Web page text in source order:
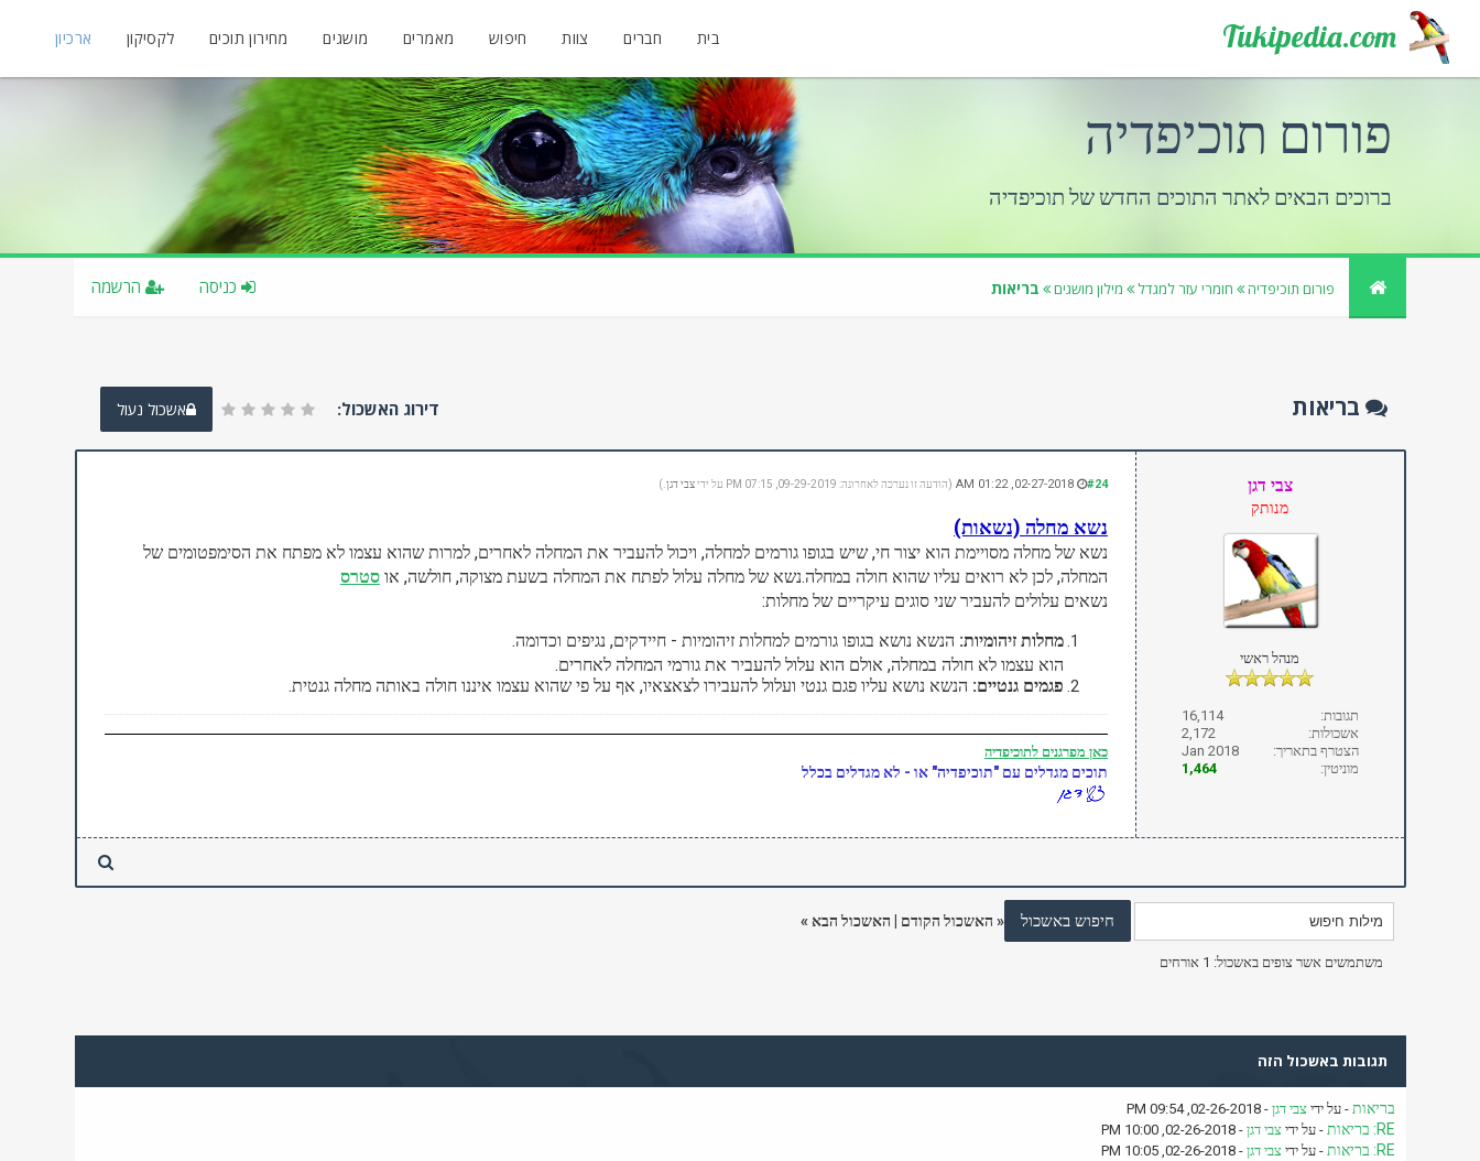
Tukipedia.com בית חברים צוות חיפוש מאמרים מושגים מחירון תוכים לקסיקון ארכיון
פורום תוכיפדיה
ברוכים הבאים לאתר התוכים החדש של תוכיפדיה
פורום תוכיפדיה חומרי עזר למגדל מילון מושגים בריאות הרשמה כניסה
אשכול נעול דירוג האשכול: בריאות
צבי דגן
מנותק
מנהל ראשי
תגובות:
16,114
אשכולות:
2,172
הצטרף בתאריך:
Jan 2018
מוניטין:
1,464
#24
02-27-2018, 01:22 AM (הודעה זו נערכה לאחרונה: 09-29-2019, 07:15 PM על ידי צבי דגן .)
נשא מחלה (נשאות)
נשא של מחלה מסויימת הוא יצור חי, שיש בגופו גורמים למחלה, ויכול להעביר את המחלה לאחרים, למרות שהוא עצמו לא מפתח את הסימפטומים של
המחלה, לכן לא רואים עליו שהוא חולה במחלה.נשא של מחלה עלול לפתח את המחלה בשעת מצוקה, חולשה, אוסטרס
נשאים עלולים להעביר שני סוגים עיקריים של מחלות:
מחלות זיהומיות: הנשא נושא בגופו גורמים למחלות זיהומיות - חיידקים, נגיפים וכדומה.
הוא עצמו לא חולה במחלה, אולם הוא עלול להעביר את גורמי המחלה לאחרים.
פגמים גנטיים: הנשא נושא עליו פגם גנטי ועלול להעבירו לצאצאיו, אף על פי שהוא עצמו איננו חולה באותה מחלה גנטית.
כאן מפרגנים לתוכיפדיה
תוכים מגדלים עם "תוכיפדיה" או - לא מגדלים בכלל
« האשכול הקודם האשכול הבא »
משתמשים אשר צופים באשכול: 1 אורחים
תגובות באשכול הזה
בריאות - על ידיצבי דגן - 02-26-2018, 09:54 PM
RE: בריאות - על ידיצבי דגן - 02-26-2018, 10:00 PM
RE: בריאות - על ידיצבי דגן - 02-26-2018, 10:05 PM